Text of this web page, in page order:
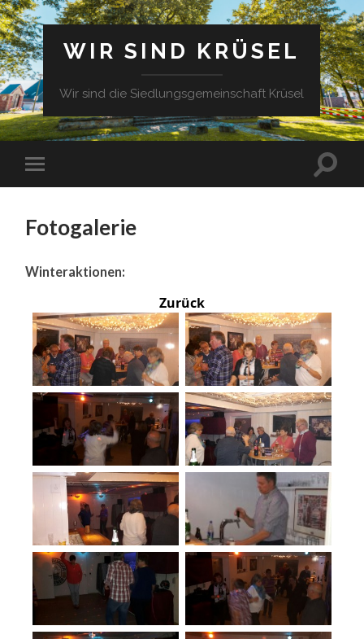
WIR SIND KRÜSEL
Wir sind die Siedlungsgemeinschaft Krüsel
Fotogalerie
Winteraktionen:
Zurück